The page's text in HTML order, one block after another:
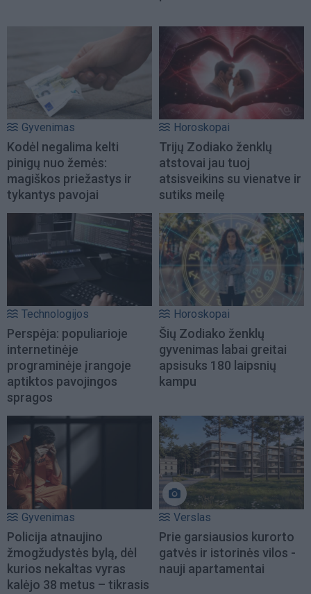
Gyvenimas
Kodėl negalima kelti
pinigų nuo žemės:
magiškos priežastys ir
tykantys pavojai
Horoskopai
Trijų Zodiako ženklų
atstovai jau tuoj
atsisveikins su vienatve ir
sutiks meilę
Technologijos
Perspėja: populiarioje
internetinėje
programinėje įrangoje
aptiktos pavojingos
spragos
Horoskopai
Šių Zodiako ženklų
gyvenimas labai greitai
apsisuks 180 laipsnių
kampu
Gyvenimas
Policija atnaujino
žmogžudystės bylą, dėl
kurios nekaltas vyras
kalėjo 38 metus – tikrasis
Verslas
Prie garsiausios kurorto
gatvės ir istorinės vilos -
nauji apartamentai